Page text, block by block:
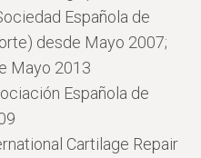
Española de
desde Mayo 2007;
Mayo 2013
Española de
Cartilage Repair